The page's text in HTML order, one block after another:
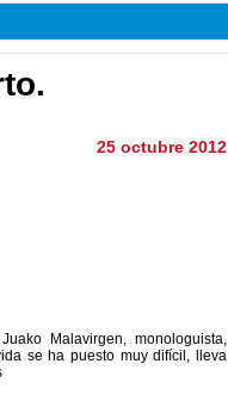
25 octubre 2012
Malavirgen, monologuista,
se ha puesto muy difícil, lleva